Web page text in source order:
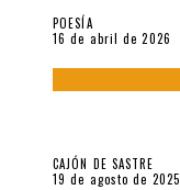
POESÍA
16 de abril de 2026
CAJÓN DE SASTRE
19 de agosto de 2025